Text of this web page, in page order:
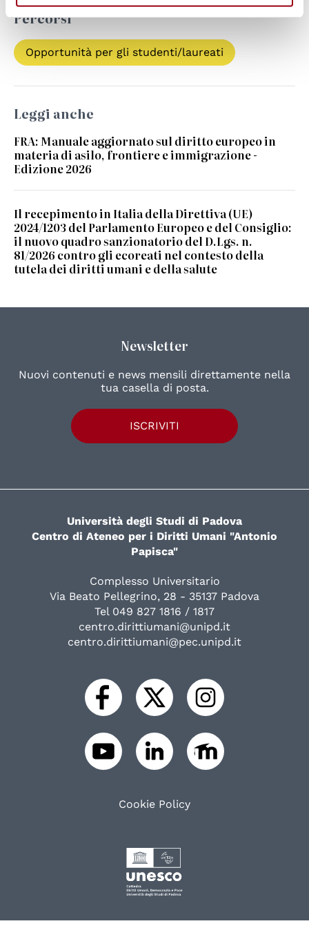
Percorsi
Opportunità per gli studenti/laureati
Leggi anche
FRA: Manuale aggiornato sul diritto europeo in
materia di asilo, frontiere e immigrazione -
Edizione 2026
Il recepimento in Italia della Direttiva (UE)
2024/1203 del Parlamento Europeo e del Consiglio:
il nuovo quadro sanzionatorio del D.Lgs. n.
81/2026 contro gli ecoreati nel contesto della
tutela dei diritti umani e della salute
Newsletter
Nuovi contenuti e news mensili direttamente nella
tua casella di posta.
ISCRIVITI
Università degli Studi di Padova
Centro di Ateneo per i Diritti Umani "Antonio
Papisca"
Complesso Universitario
Via Beato Pellegrino, 28 - 35137 Padova
Tel 049 827 1816 / 1817
centro.dirittiumani@unipd.it
centro.dirittiumani@pec.unipd.it
Cookie Policy